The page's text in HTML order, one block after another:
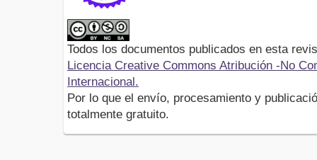
Todos los documentos publicados en esta
Licencia Creative Commons Atribución -No
Internacional.
Por lo que el envío, procesamiento y
totalmente gratuito.